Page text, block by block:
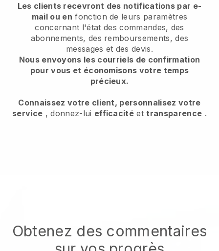
Les clients recevront des notifications par e-
mail ou en fonction de leurs paramètres
concernant l'état des commandes, des
abonnements, des remboursements, des
messages et des devis.
Nous envoyons les courriels de confirmation
pour vous et économisons votre temps
précieux.
Connaissez votre client, personnalisez votre
service , donnez-lui efficacité ettransparence .
Obtenez des commentaires